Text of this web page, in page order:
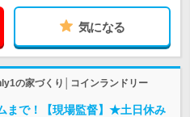
気になる
の家づくり│コインランドリー
まで！【現場監督】★土日休み